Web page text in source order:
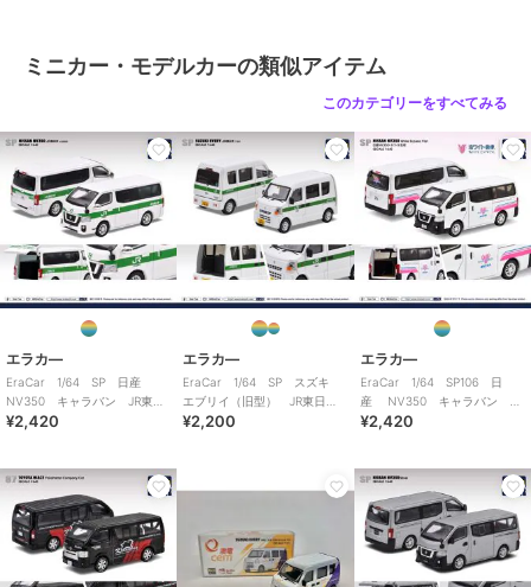
ミニカー・モデルカーの類似アイテム
このカテゴリーをすべてみる
エラカ―
EraCar 1/64 SP 日産
NV350 キャラバン JR東日
本 土浦運輸区 業務用自動
¥2,420
エラカ―
EraCar 1/64 SP スズキ
エブリイ（旧型） JR東日
本 下館駅 業務用自動車
¥2,200
エラカ―
EraCar 1/64 SP106 日
産 NV350 キャラバン ホ
ワイト急便 ホワイト
¥2,420